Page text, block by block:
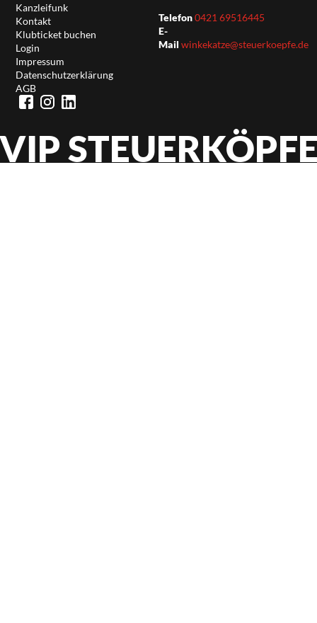
Kanzleifunk
Kontakt
Klubticket buchen
Login
Impressum
Datenschutzerklärung
AGB
Telefon0421 69516445
E-
Mail winkekatze@steuerkoepfe.de